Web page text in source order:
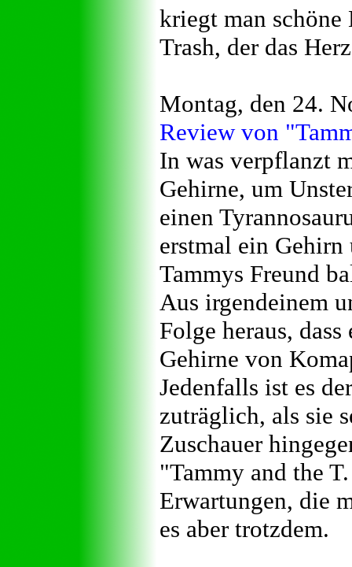
kriegt man
Trash, der das
Montag, den 24.
Review von
In was verpflanzt
Gehirne, um
einen
erstmal ein
Tammys Freund
Aus irgendeinem
Folge heraus,
Gehirne von
Jedenfalls ist es
zuträglich, als sie
Zuschauer
"Tammy and the
Erwartungen, die
es aber trotzdem.